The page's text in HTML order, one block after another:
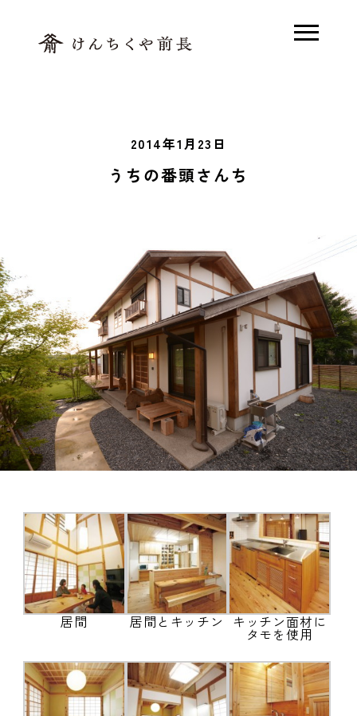
施工事例
ブログ
会社概要
2014年1月23日
うちの番頭さんち
居間 居間とキッチン キッチン面材に
タモを使用